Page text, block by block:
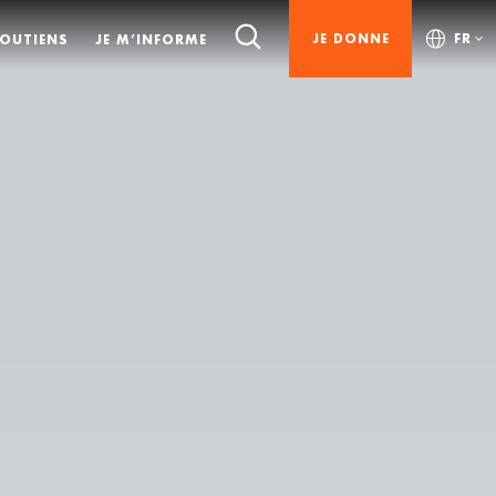
JE M’INFORME JE DONNE FR